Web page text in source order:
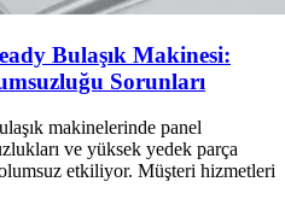
Bulaşık Makinesi:
Sorunları
makinelerinde panel
ve yüksek yedek parça
etkiliyor. Müşteri hizmetleri